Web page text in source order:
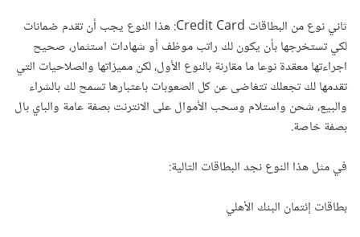
ثاني نوع من البطاقات Credit Card: هذا النوع يجب أن تقدم ضمانات
لكي تستخرجها بأن يكون لك راتب موظف أو شهادات استثمار، صحيح
اجراءتها معقدة نوعا ما مقارنة بالنوع الأول، لكن مميزاتها والصلاحيات التي
تقدمها لك تجعلك تتغاضى عن كل الصعوبات باعتبارها تسمح لك بالشراء
والبيع، شحن واستلام وسحب الأموال على الانترنت بصفة عامة والباي بال
بصفة خاصة.
في مثل هذا النوع نجد البطاقات التالية:
بطاقات إئتمان البنك الأهلي